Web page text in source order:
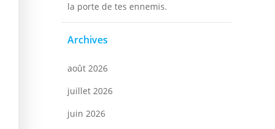
la porte de tes ennemis.
Archives
août 2026
juillet 2026
juin 2026